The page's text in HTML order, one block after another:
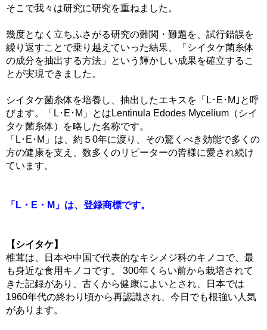
そこで我々は研究に研究を重ねました。
幾度となく立ちふさがる研究の難関・難題を、試行錯誤を
繰り返すことで乗り越えていった結果、「シイタケ菌糸体
の成分を抽出する方法」という輝かしい成果を確立するこ
とが実現できました。
シイタケ菌糸体を培養し、抽出したエキスを「L･E･M｣と呼
びます。「L･E･M」とはLentinula Edodes Mycelium（シイ
タケ菌糸体）を略した名称です。
「L･E･M」は、約５0年に渡り、その驚くべき効能で多くの
方の健康を支え、数多くのリピーターの皆様に愛され続け
ています。
「L・E・M」は、登録商標です。
【シイタケ】
椎茸は、日本や中国で代表的なキシメジ科のキノコで、最
も身近な食用キノコです。 300年くらい前から栽培されて
きた記録があり、古くから健康によいとされ、日本では
1960年代の終わり頃から再認識され、今日でも根強い人気
があります。